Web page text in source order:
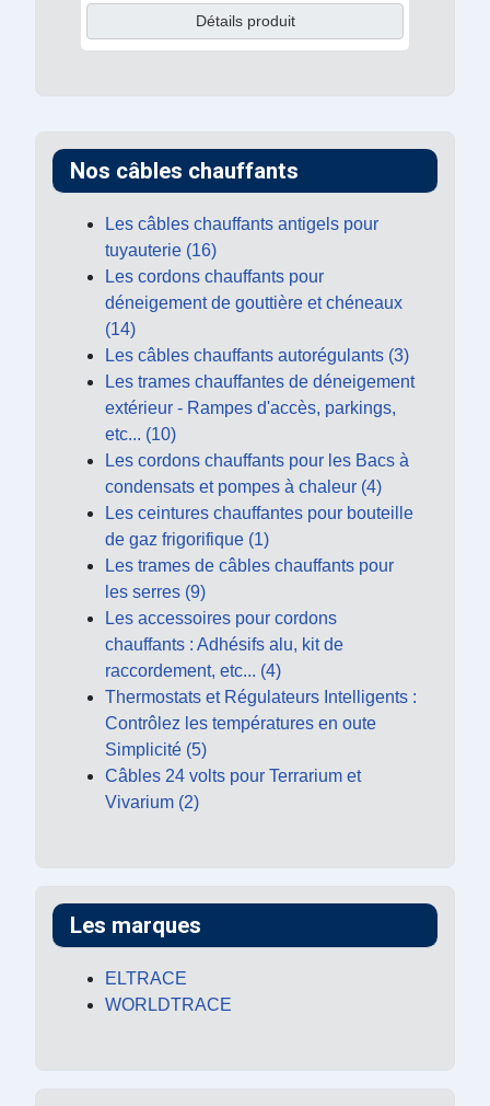
Nos câbles chauffants
Les câbles chauffants antigels pour
tuyauterie (16)
Les cordons chauffants pour
déneigement de gouttière et chéneaux
(14)
Les câbles chauffants autorégulants (3)
Les trames chauffantes de déneigement
extérieur - Rampes d'accès, parkings,
etc... (10)
Les cordons chauffants pour les Bacs à
condensats et pompes à chaleur (4)
Les ceintures chauffantes pour bouteille
de gaz frigorifique (1)
Les trames de câbles chauffants pour
les serres (9)
Les accessoires pour cordons
chauffants : Adhésifs alu, kit de
raccordement, etc... (4)
Thermostats et Régulateurs Intelligents :
Contrôlez les températures en oute
Simplicité (5)
Câbles 24 volts pour Terrarium et
Vivarium (2)
Les marques
ELTRACE
WORLDTRACE
Détails produit